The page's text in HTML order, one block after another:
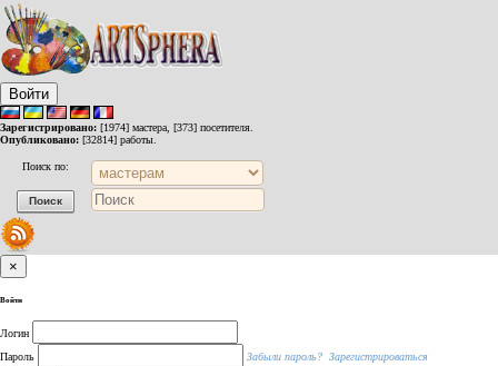
Войти
Зарегистрировано: [1974] мастера, [373] посетителя.
Опубликовано: [32814] работы.
Поиск по:
×
Войти
Логин
Пароль
Забыли пароль? Зарегистрироваться